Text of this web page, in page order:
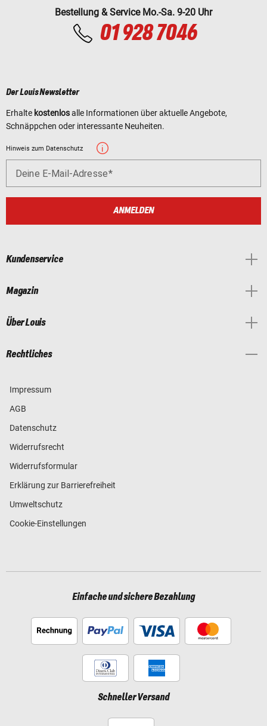
Bestellung & Service Mo.-Sa. 9-20 Uhr
01 928 7046
Der Louis Newsletter
Erhalte kostenlosalle Informationen über aktuelle Angebote,
Schnäppchen oder interessante Neuheiten.
Hinweis zum Datenschutz
Deine E-Mail-Adresse
ANMELDEN
Kundenservice
Magazin
Über Louis
Rechtliches
Impressum
AGB
Datenschutz
Widerrufsrecht
Widerrufsformular
Erklärung zur Barrierefreiheit
Umweltschutz
Cookie-Einstellungen
Einfache und sichere Bezahlung
Schneller Versand